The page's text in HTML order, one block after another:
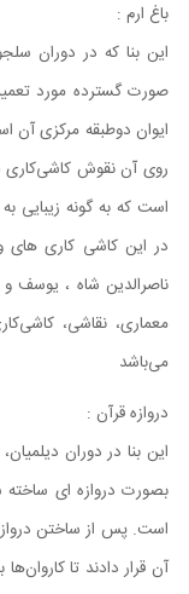
باغ ارم :
این بنا که در دوران
صورت گسترده مورد
ایوان دوطبقه مرکزی آن
روی آن نقوش
است که به گونه زیبایی
در این کاشی کاری
ناصرالدین شاه ، یوسف
معماری، نقاشی،
می‌باشد
دروازه قرآن :
این بنا در دوران
بصورت دروازه ای
است. پس از ساختن
آن قرار دادند تا